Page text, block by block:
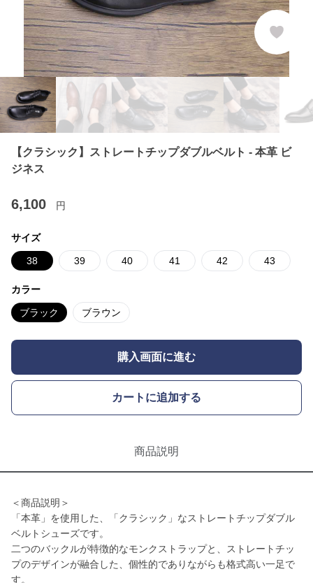
【クラシック】ストレートチップダブルベルト - 本革 ビ
ジネス
6,100 円
サイズ
38 39 40 41 42 43
カラー
ブラック ブラウン
購入画面に進む
カートに追加する
商品説明
＜商品説明＞
「本革」を使用した、「クラシック」なストレートチップダブル
ベルトシューズです。
二つのバックルが特徴的なモンクストラップと、ストレートチッ
プのデザインが融合した、個性的でありながらも格式高い一足で
す。